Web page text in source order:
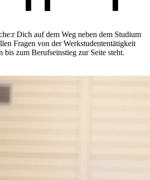
Dich auf dem Weg neben dem Studium
Fragen von der Werkstudententätigkeit
bis zum Berufseinstieg zur Seite steht.